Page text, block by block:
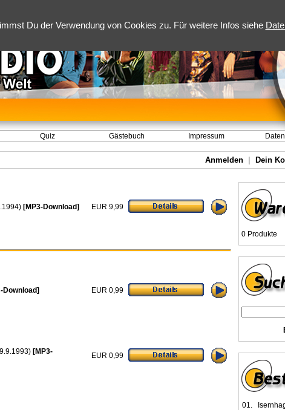
Du der Verwendung von Cookies zu. Für weitere Infos siehe
Quiz Gästebuch Impressum
Anmelden Dein
[MP3-Download] EUR 9,99
Download] EUR 0,99
[MP3-
EUR 0,99
0 Produkte
01.